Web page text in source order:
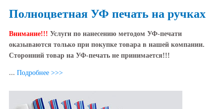
Полноцветная УФ печать на ручках
Внимание!!! Услуги по нанесению методом УФ-печати
оказываются только при покупке товара в нашей компании.
Сторонний товар на УФ-печать не принимается!!!
... Подробнее >>>